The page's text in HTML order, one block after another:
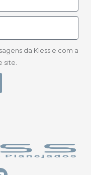
da Kless e com a
site.